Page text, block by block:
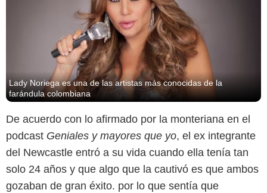
Lady Noriega es una de las artistas más conocidas de la
farándula colombiana
De acuerdo con lo afirmado por la monteriana en el
podcast Geniales y mayores que yo, el ex integrante
del Newcastle entró a su vida cuando ella tenía tan
solo 24 años y que algo que la cautivó es que ambos
gozaban de gran éxito. por lo que sentía que